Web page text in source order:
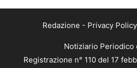
Redazione - Privacy Policy
Notiziario Periodico
Registrazione n° 110 del 17